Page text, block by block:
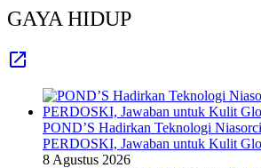
GAYA HIDUP
POND’S Hadirkan Teknologi
PERDOSKI, Jawaban untuk Kulit
8 Agustus 2026